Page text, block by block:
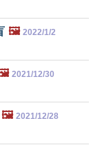
🖼️ 2022/1/2
2021/12/30
🖼️ 2021/12/28